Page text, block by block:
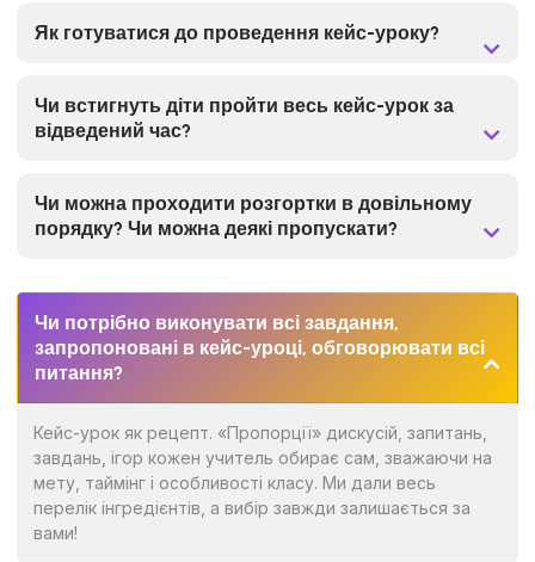
Як готуватися до проведення кейс-уроку?
Чи встигнуть діти пройти весь кейс-урок за
відведений час?
Чи можна проходити розгортки в довільному
порядку? Чи можна деякі пропускати?
Чи потрібно виконувати всі завдання,
запропоновані в кейс-уроці, обговорювати всі
питання?
Кейс-урок як рецепт. «Пропорції» дискусій, запитань,
завдань, ігор кожен учитель обирає сам, зважаючи на
мету, таймінг і особливості класу. Ми дали весь
перелік інгредієнтів, а вибір завжди залишається за
вами!